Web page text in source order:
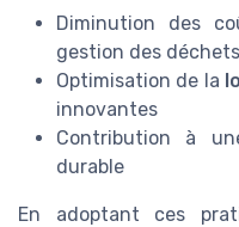
Diminution des
gestion des déchets
Optimisation de la
innovantes
Contribution à
durable
En adoptant ces